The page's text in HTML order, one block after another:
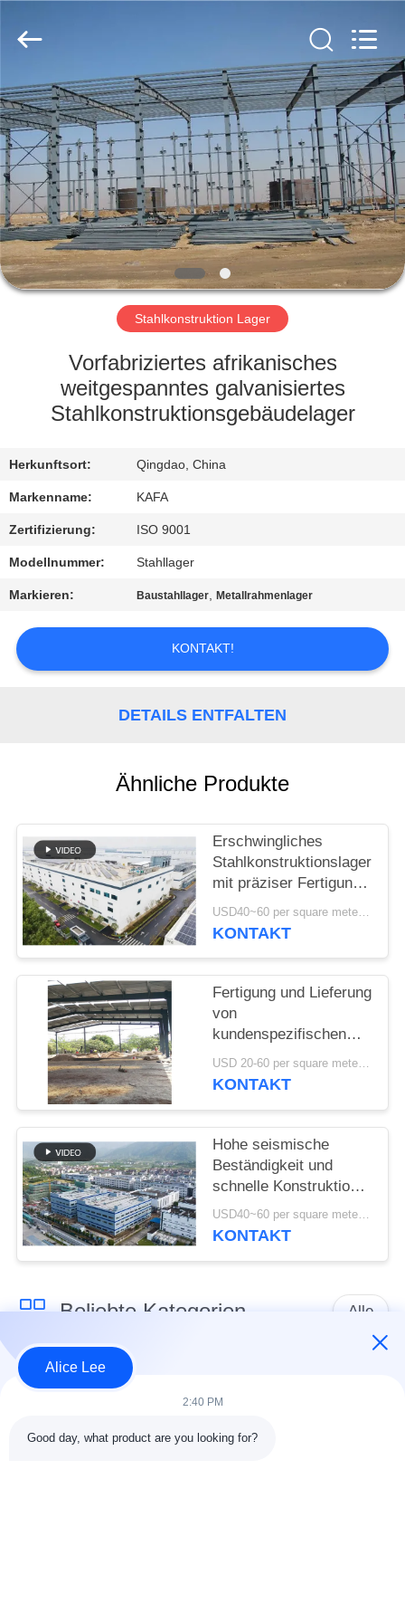
ZU
HAUSE
PRODUKTE
VIDEOS
VR
ÜBER
UNS
WERKSBESICHTIGUNG
QUALITÄTSKONTROLLE
KONTAKT
NEUIGKEITEN
Stahlkonstruktion Lager
Vorfabriziertes afrikanisches
weitgespanntes galvanisiertes
Stahlkonstruktionsgebäudelager
Herkunftsort: Qingdao, China
Markenname: KAFA
Zertifizierung: ISO 9001
Modellnummer: Stahllager
Markieren: Baustahllager,Metallrahmenlager
KONTAKT!
DETAILS ENTFALTEN
Ähnliche Produkte
Erschwingliches
Stahlkonstruktionslager
mit präziser Fertigung
und einer einzigen
Lieferlösung
USD40~60 per square meter MOQ:1000 sqm
KONTAKT
Fertigung und Lieferung
von
kundenspezifischen
Stahlbauhallen in Benin
USD 20-60 per square meter MOQ:1000 Quadratmeter
KONTAKT
Hohe seismische
Beständigkeit und
schnelle Konstruktion
mit langlebiger
Stahlkonstruktion
USD40~60 per square meter MOQ:1000 Quadratmeter
KONTAKT
Beliebte Kategorien Alle
Stahlkonstruktionsbau
Stahlkonstruktion
Architektonischer
Alice Lee
2:40 PM
Good day, what product are you looking for?